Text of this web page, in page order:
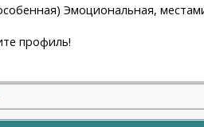
Эмоциональная,
профиль!